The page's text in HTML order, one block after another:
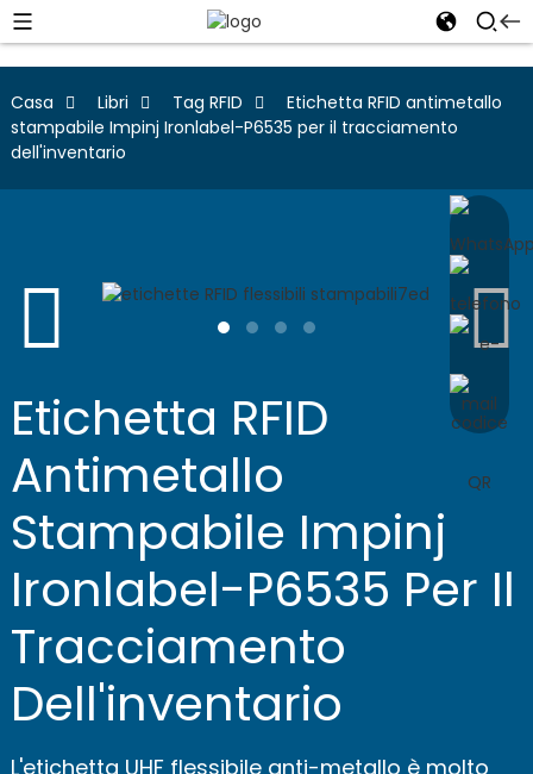
Casa Libri Tag RFID
Etichetta RFID antimetallo
stampabile Impinj Ironlabel-P6535 per il tracciamento
dell'inventario
Etichetta RFID
Antimetallo
Stampabile Impinj
Ironlabel-P6535 Per Il
Tracciamento
Dell'inventario
L'etichetta UHF flessibile anti-metallo è molto